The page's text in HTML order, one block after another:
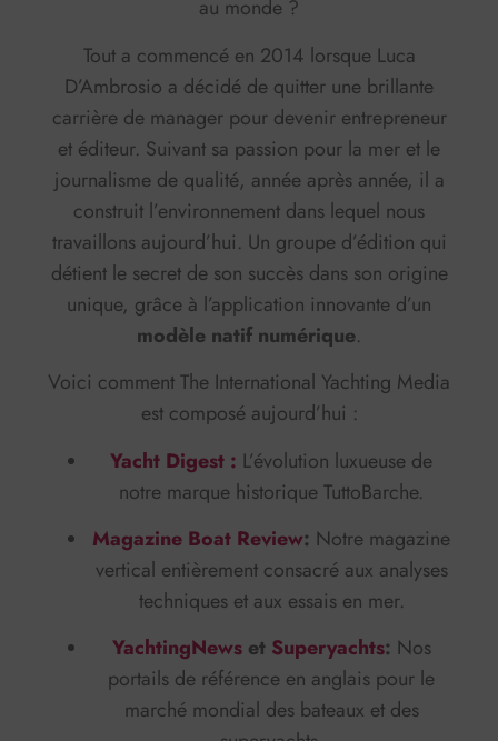
au monde ?
Tout a commencé en 2014 lorsque Luca
D’Ambrosio a décidé de quitter une brillante
carrière de manager pour devenir entrepreneur
et éditeur. Suivant sa passion pour la mer et le
journalisme de qualité, année après année, il a
construit l’environnement dans lequel nous
travaillons aujourd’hui. Un groupe d’édition qui
détient le secret de son succès dans son origine
unique, grâce à l’application innovante d’un
modèle natif numérique.
Voici comment The International Yachting Media
est composé aujourd’hui :
Yacht Digest : L’évolution luxueuse de
notre marque historique TuttoBarche.
Magazine Boat Review: Notre magazine
vertical entièrement consacré aux analyses
techniques et aux essais en mer.
YachtingNewset Superyachts: Nos
portails de référence en anglais pour le
marché mondial des bateaux et des